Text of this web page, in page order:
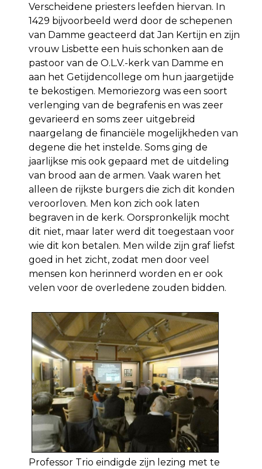
Verscheidene priesters leefden hiervan. In
1429 bijvoorbeeld werd door de schepenen
van Damme geacteerd dat Jan Kertijn en zijn
vrouw Lisbette een huis schonken aan de
pastoor van de O.L.V.-kerk van Damme en
aan het Getijdencollege om hun jaargetijde
te bekostigen. Memoriezorg was een soort
verlenging van de begrafenis en was zeer
gevarieerd en soms zeer uitgebreid
naargelang de financiële mogelijkheden van
degene die het instelde. Soms ging de
jaarlijkse mis ook gepaard met de uitdeling
van brood aan de armen. Vaak waren het
alleen de rijkste burgers die zich dit konden
veroorloven. Men kon zich ook laten
begraven in de kerk. Oorspronkelijk mocht
dit niet, maar later werd dit toegestaan voor
wie dit kon betalen. Men wilde zijn graf liefst
goed in het zicht, zodat men door veel
mensen kon herinnerd worden en er ook
velen voor de overledene zouden bidden.
Professor Trio eindigde zijn lezing met te